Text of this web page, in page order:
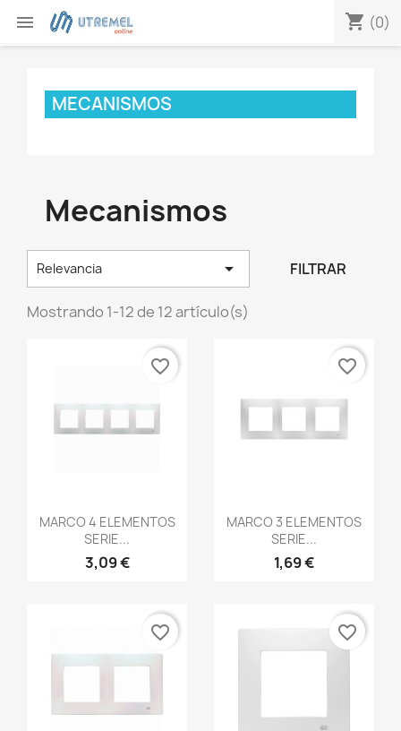
 shopping_cart (0)
MECANISMOS
Mecanismos
Relevancia  FILTRAR
Mostrando 1-12 de 12 artículo(s)
Vista rápida
MARCO 4 ELEMENTOS
SERIE...
3,09 €
favorite_border
Vista rápida
MARCO 3 ELEMENTOS
SERIE...
1,69 €
favorite_border
favorite_border favorite_border